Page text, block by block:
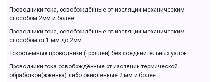
Проводники тока, освобождённые от изоляции механическим
способом 2мм и более
Проводники тока, освобождённые от изоляции механическим
способом от 1 мм до 2мм
Токосъёмные проводники (троллеи) без соединительных узлов
Проводники тока освобождённые от изоляции термической
обработкой(жжёнка) либо окисленные 2 мм и более